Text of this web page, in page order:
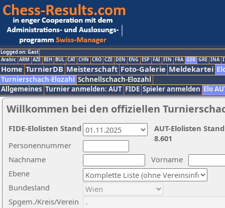
Logged on: Gast
Arabic ARM AZE BIH BUL CAT CHN CRO CZE DEN ENG ESP FAI FIN FRA GER GRE INA
Home TurnierDB Meisterschaft Foto-Galerie Meldekartei
Turnierschach-Elozahl Schnellschach-Elozahl
Allgemeines Turnier anmelden: AUT FIDE Spieler anmelden Elo
Willkommen bei den offiziellen
Nachname
Vorname
Ebene
Personennummer
Bundesland
Spgem./Kreis/Verein
AUT-Elolisten
8.601
FIDE-Elolisten Stand